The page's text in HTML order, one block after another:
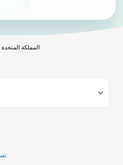
المملكة المتحدة
تسليم فوري عبر البريد الإلكتروني.